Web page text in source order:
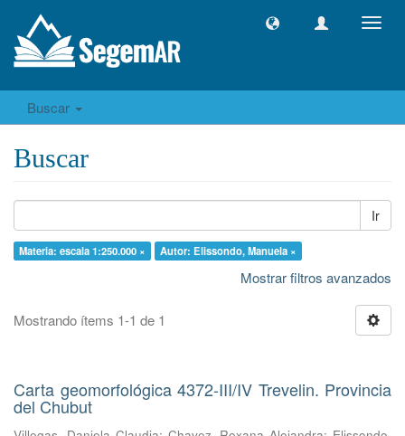
Buscar
Buscar
Ir
Materia: escala 1:250.000 × Autor: Elissondo, Manuela ×
Mostrar filtros avanzados
Mostrando ítems 1-1 de 1
Carta geomorfológica 4372-III/IV Trevelin. Provincia
del Chubut